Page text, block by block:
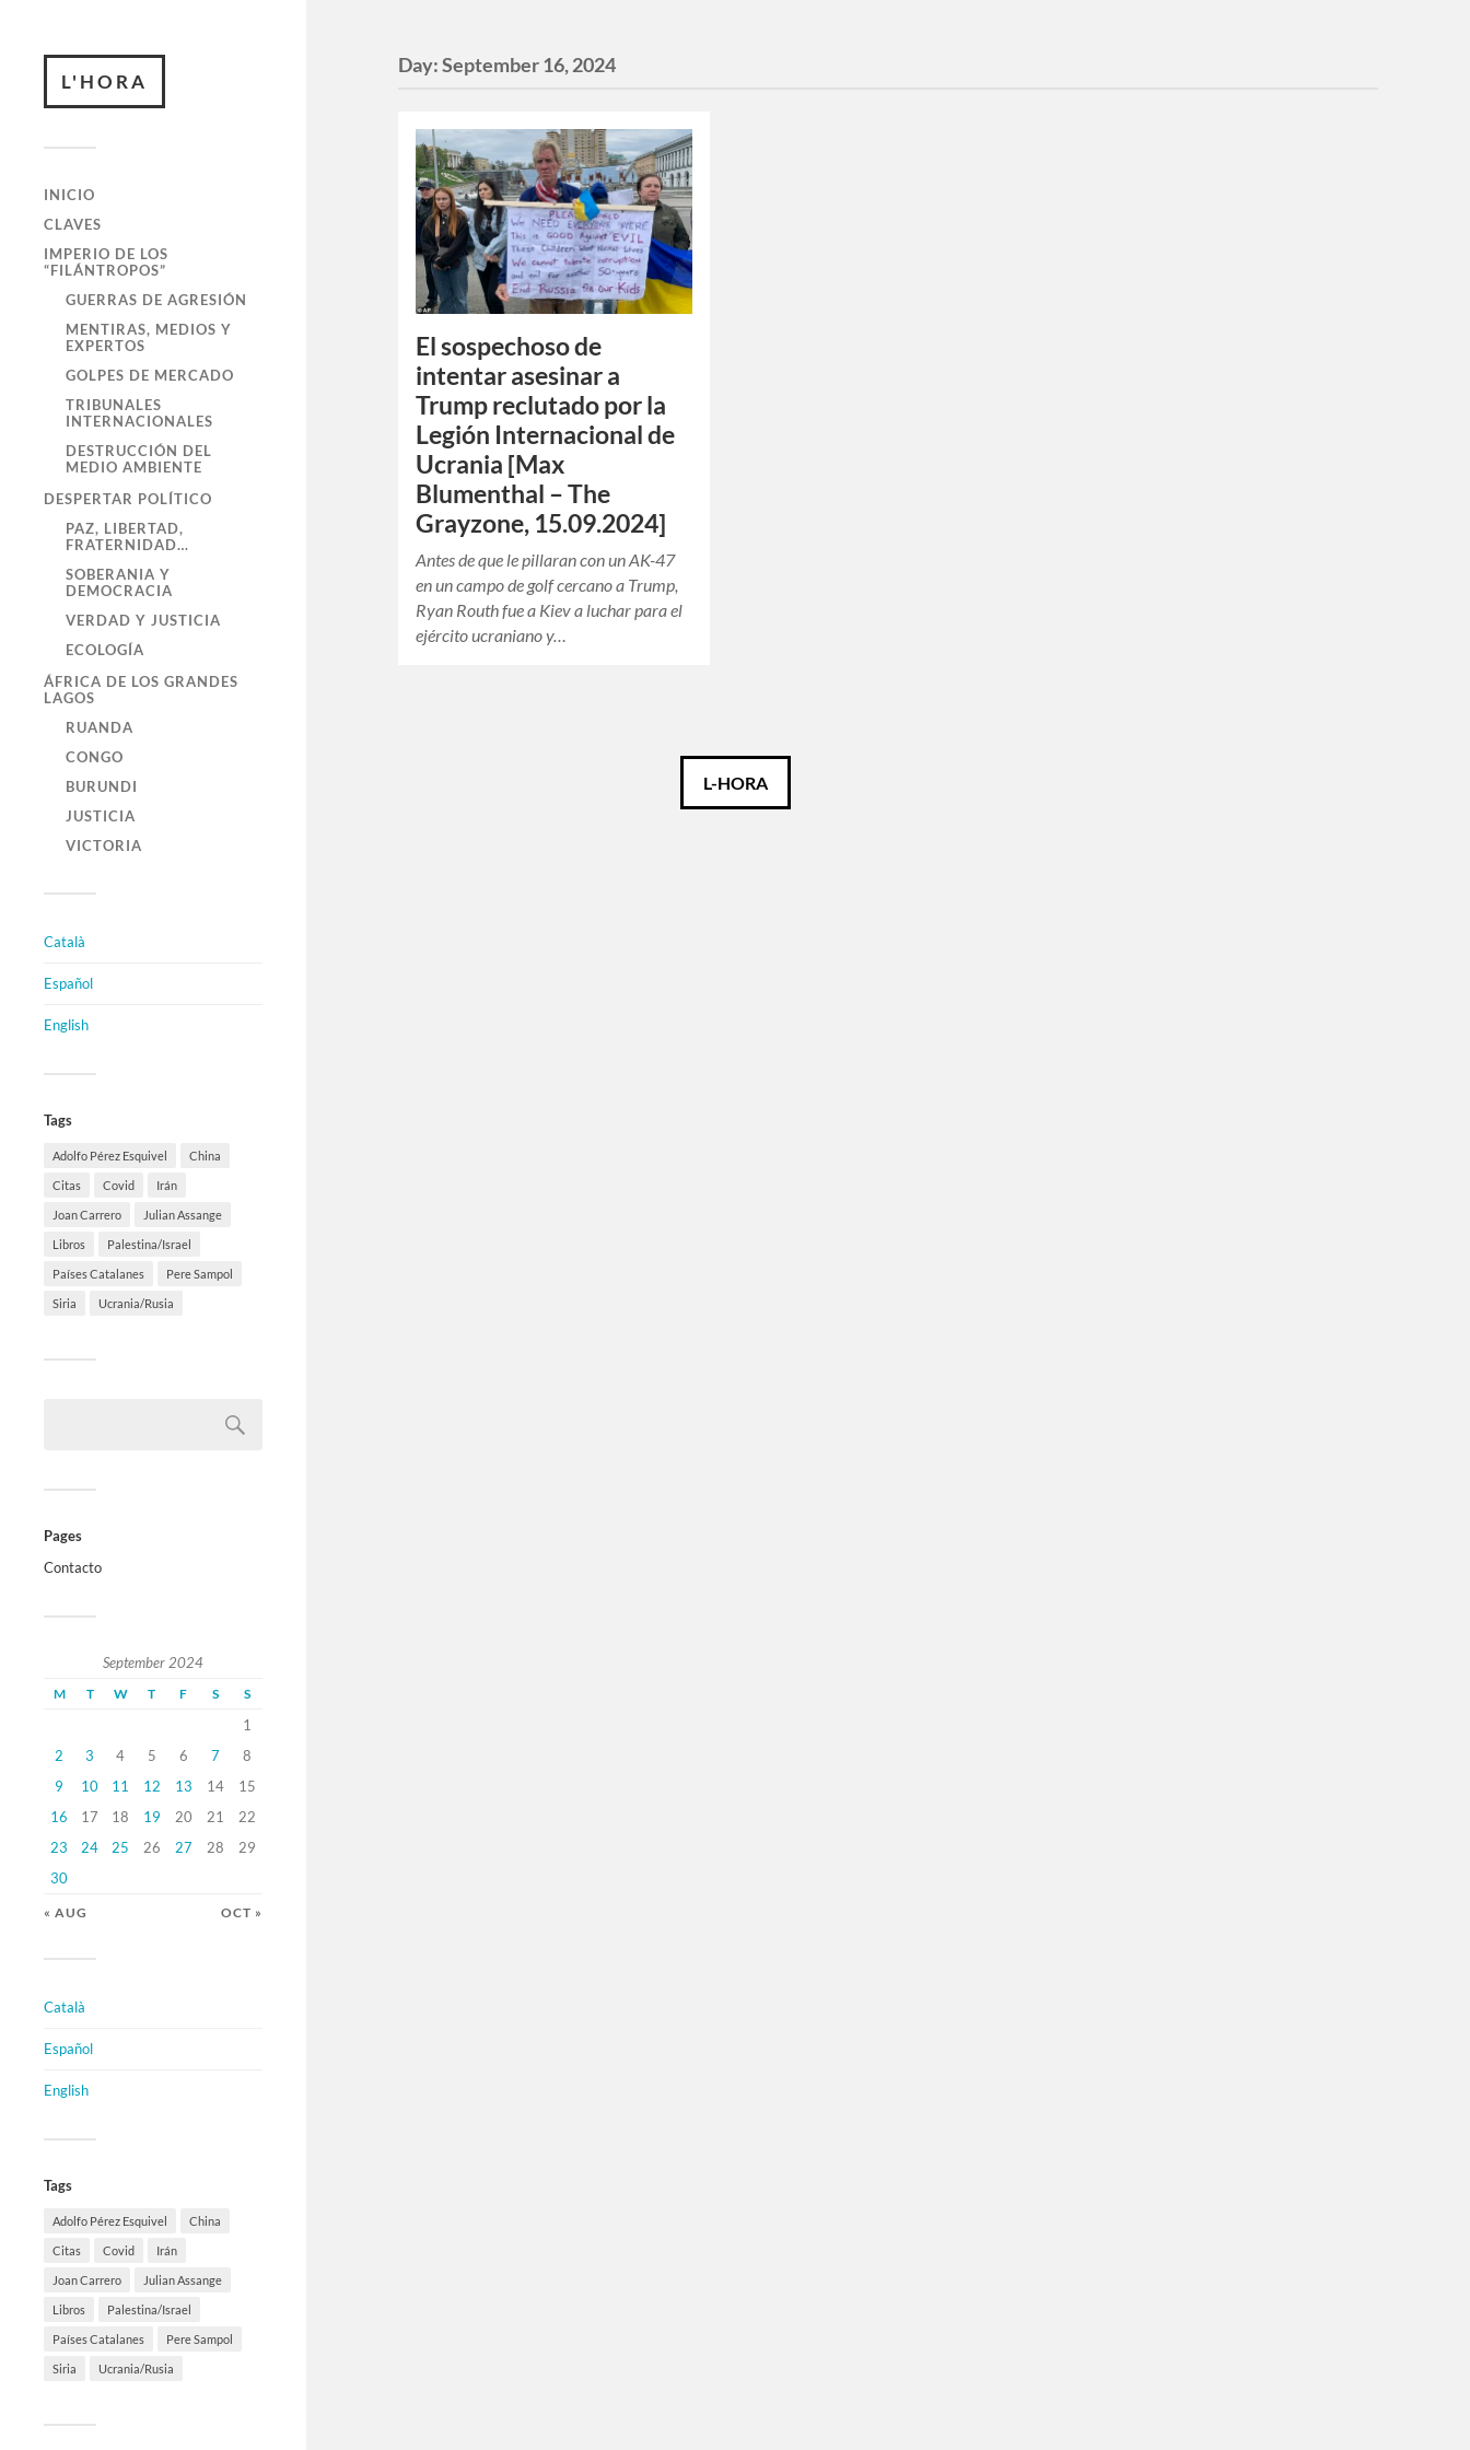
L'HORA
INICIO
CLAVES
IMPERIO DE LOS
“FILÁNTROPOS”
GUERRAS DE AGRESIÓN
MENTIRAS, MEDIOS Y
EXPERTOS
GOLPES DE MERCADO
TRIBUNALES
INTERNACIONALES
DESTRUCCIÓN DEL
MEDIO AMBIENTE
DESPERTAR POLÍTICO
PAZ, LIBERTAD,
FRATERNIDAD…
SOBERANIA Y
DEMOCRACIA
VERDAD Y JUSTICIA
ECOLOGÍA
ÁFRICA DE LOS GRANDES
LAGOS
RUANDA
CONGO
BURUNDI
JUSTICIA
VICTORIA
Català
Español
English
Tags
Adolfo Pérez Esquivel China
Citas Covid Irán
Joan Carrero Julian Assange
Libros Palestina/Israel
Países Catalanes Pere Sampol
Siria Ucrania/Rusia
Pages
Contacto
September 2024
M T W T F S S
1
2
3 4 5 6 7
8
9
10 11 12 13 14
15
16
17 18 19 20 21
22
23
24 25 26 27 28
29
30
« AUG OCT »
Català
Español
English
Tags
Adolfo Pérez Esquivel China
Citas Covid Irán
Joan Carrero Julian Assange
Libros Palestina/Israel
Países Catalanes Pere Sampol
Siria Ucrania/Rusia
Day:September 16, 2024
El sospechoso de
intentar asesinar a
Trump reclutado por la
Legión Internacional de
Ucrania [Max
Blumenthal – The
Grayzone, 15.09.2024]
Antes de que le pillaran con un AK-47
en un campo de golf cercano a Trump,
Ryan Routh fue a Kiev a luchar para el
ejército ucraniano y…
L-HORA